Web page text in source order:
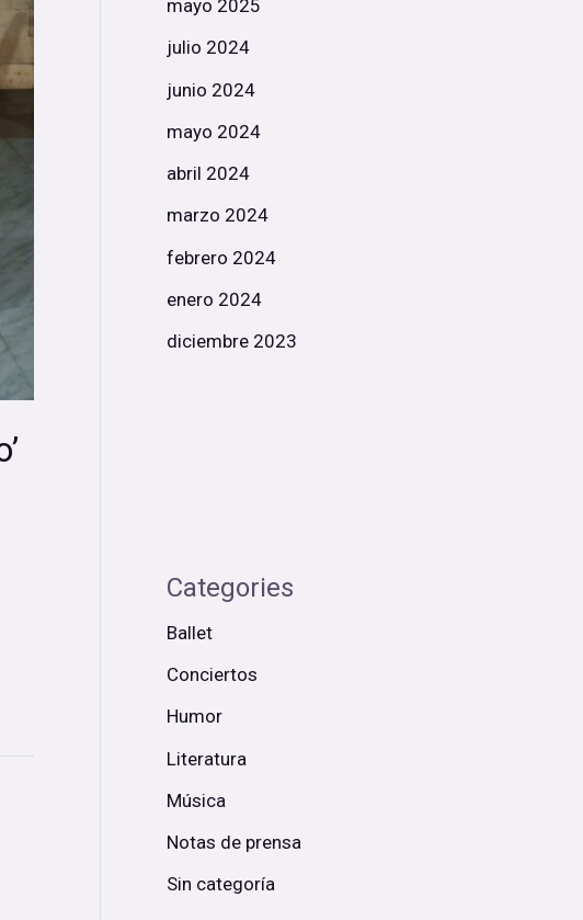
mayo 2025
julio 2024
junio 2024
mayo 2024
abril 2024
marzo 2024
febrero 2024
enero 2024
diciembre 2023
Categories
Ballet
Conciertos
Humor
Literatura
Música
Notas de prensa
Sin categoría